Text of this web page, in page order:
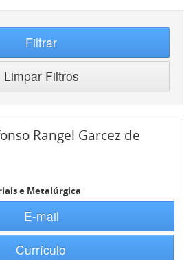
Filtrar
Limpar Filtros
Rangel Garcez de
e Metalúrgica
E-mail
Currículo